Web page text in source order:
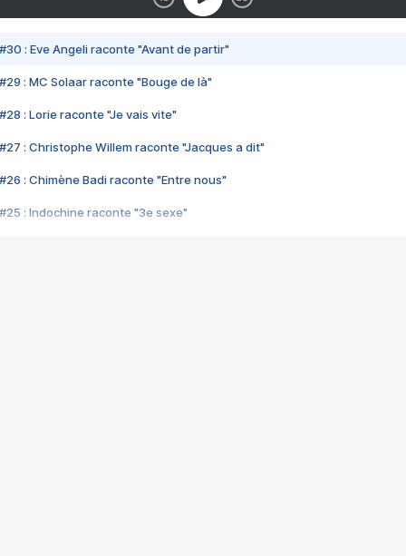
#30 : Eve Angeli raconte "Avant de partir"
#29 : MC Solaar raconte "Bouge de là"
#28 : Lorie raconte "Je vais vite"
#27 : Christophe Willem raconte "Jacques a dit"
#26 : Chimène Badi raconte "Entre nous"
#25 : Indochine raconte "3e sexe"